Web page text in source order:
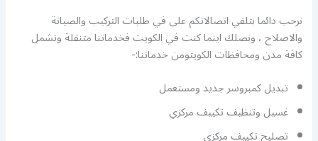
نرحب دائما بتلقي اتصالاتكم على في طلبات التركيب والصيانة
والاصلاح ، ونصلك اينما كنت في الكويت فخدماتنا متنقلة وتشمل
كافة مدن ومحافظات الكويتومن خدماتنا:-
تبديل كمبروسر جديد ومستعمل
غسيل وتنظيف تكييف مركزي